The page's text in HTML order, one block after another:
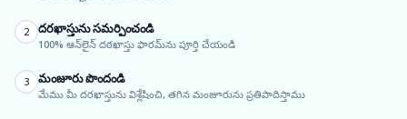
2 దరఖాస్తును సమర్పించండి
100% ఆన్‌లైన్ దరఖాస్తు ఫారమ్‌ను పూర్తి చేయండి
3 మంజూరు పొందండి
మేము మీ దరఖాస్తును విశ్లేషించి, తగిన మంజూరును ప్రతిపాదిస్తాము